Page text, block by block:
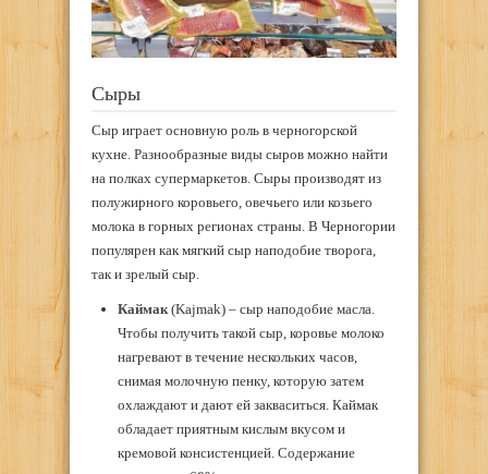
Сыры
Сыр играет основную роль в черногорской
кухне. Разнообразные виды сыров можно найти
на полках супермаркетов. Сыры производят из
полужирного коровьего, овечьего или козьего
молока в горных регионах страны. В Черногории
популярен как мягкий сыр наподобие творога,
так и зрелый сыр.
Каймак(Kajmak) – сыр наподобие масла.
Чтобы получить такой сыр, коровье молоко
нагревают в течение нескольких часов,
снимая молочную пенку, которую затем
охлаждают и дают ей закваситься. Каймак
обладает приятным кислым вкусом и
кремовой консистенцией. Содержание